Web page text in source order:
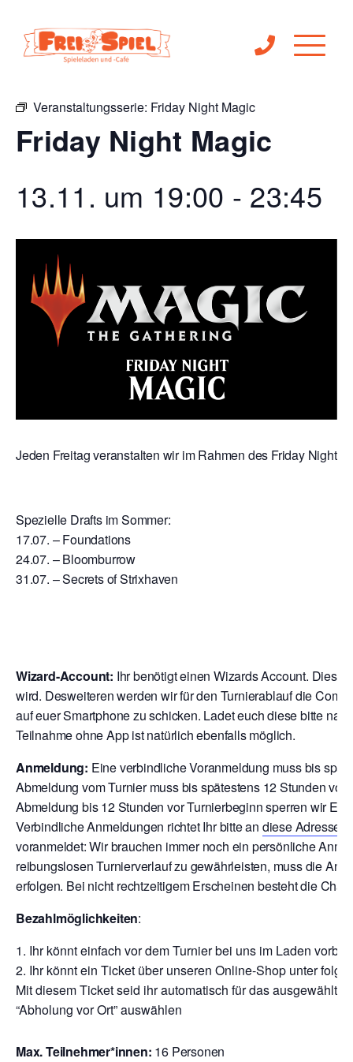
« Alle Veranstaltungen
Veranstaltungsserie: Friday Night Magic
Friday Night Magic
13.11. um 19:00 - 23:45
Jeden Freitag veranstalten wir im Rahmen des Friday Night
Spezielle Drafts im Sommer:
17.07. – Foundations
24.07. – Bloomburrow
31.07. – Secrets of Strixhaven
Wizard-Account: Ihr benötigt einen Wizards Account. Dies
wird. Desweiteren werden wir für den Turnierablauf die
auf euer Smartphone zu schicken. Ladet euch diese bitte
Teilnahme ohne App ist natürlich ebenfalls möglich.
Anmeldung: Eine verbindliche Voranmeldung muss bis
Abmeldung vom Turnier muss bis spätestens 12 Stunden
Abmeldung bis 12 Stunden vor Turnierbeginn sperren wir
Verbindliche Anmeldungen richtet Ihr bitte an diese Adresse
voranmeldet: Wir brauchen immer noch ein persönliche
reibungslosen Turnierverlauf zu gewährleisten, muss die
erfolgen. Bei nicht rechtzeitigem Erscheinen besteht die
Bezahlmöglichkeiten:
Ihr könnt einfach vor dem Turnier bei uns im Laden
Ihr könnt ein Ticket über unseren Online-Shop unter
Mit diesem Ticket seid ihr automatisch für das
“Abholung vor Ort” auswählen
Max. Teilnehmer*innen: 16 Personen